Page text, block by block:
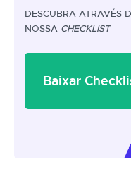
DESCUBRA ATRAVÉS
NOSSA CHECKLIST
Baixar